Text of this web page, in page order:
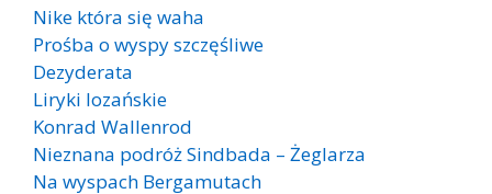
Nike która się waha
Prośba o wyspy szczęśliwe
Dezyderata
Liryki lozańskie
Konrad Wallenrod
Nieznana podróż Sindbada – Żeglarza
Na wyspach Bergamutach